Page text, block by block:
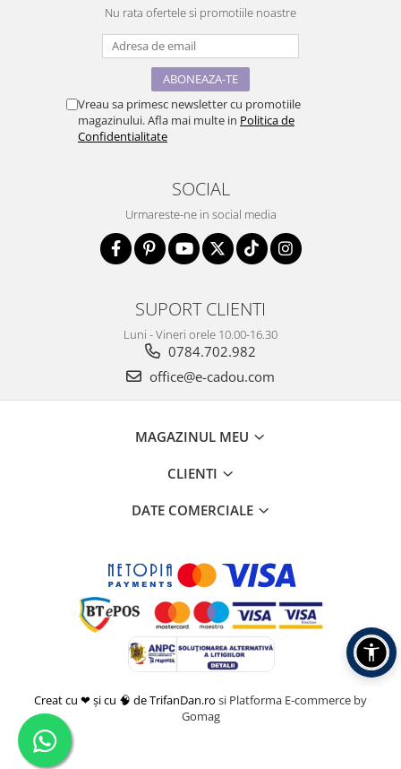
Nu rata ofertele si promotiile noastre
Vreau sa primesc newsletter cu promotiile
magazinului. Afla mai multe in Politica de
Confidentialitate
SOCIAL
Urmareste-ne in social media
SUPORT CLIENTI
Luni - Vineri orele 10.00-16.30
0784.702.982
office@e-cadou.com
MAGAZINUL MEU
CLIENTI
DATE COMERCIALE
Creat cu ❤ și cu 🧠 de TrifanDan.ro si Platforma E-commerce by
Gomag